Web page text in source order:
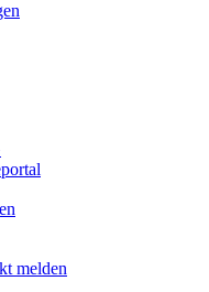
melden